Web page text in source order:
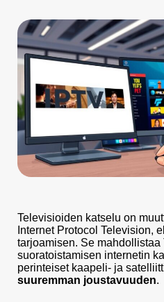
Televisioiden katselu on
Internet Protocol Television,
tarjoamisen. Se mahdollistaa
suoratoistamisen internetin
perinteiset kaapeli- ja
suuremman joustavuuden.